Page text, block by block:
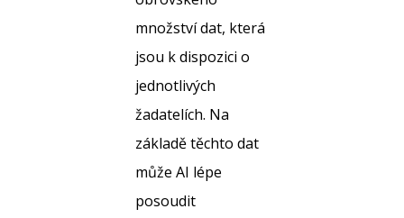
množství dat, která
jsou k dispozici o
jednotlivých
žadatelích. Na
základě těchto dat
může AI lépe
posoudit